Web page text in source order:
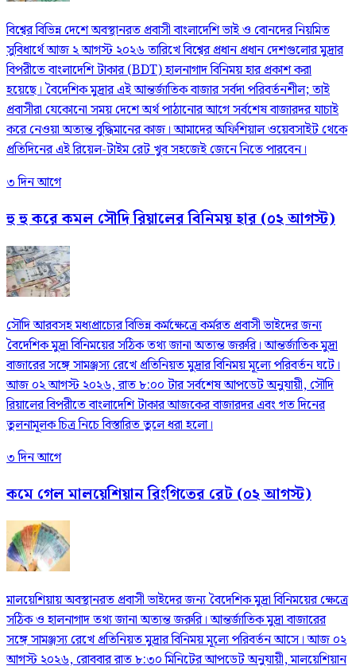
বিশ্বের বিভিন্ন দেশে অবস্থানরত প্রবাসী বাংলাদেশি ভাই ও বোনদের নিয়মিত
সুবিধার্থে আজ ২ আগস্ট ২০২৬ তারিখে বিশ্বের প্রধান প্রধান দেশগুলোর মুদ্রার
বিপরীতে বাংলাদেশি টাকার (BDT) হালনাগাদ বিনিময় হার প্রকাশ করা
হয়েছে। বৈদেশিক মুদ্রার এই আন্তর্জাতিক বাজার সর্বদা পরিবর্তনশীল; তাই
প্রবাসীরা যেকোনো সময় দেশে অর্থ পাঠানোর আগে সর্বশেষ বাজারদর যাচাই
করে নেওয়া অত্যন্ত বুদ্ধিমানের কাজ। আমাদের অফিশিয়াল ওয়েবসাইট থেকে
প্রতিদিনের এই রিয়েল-টাইম রেট খুব সহজেই জেনে নিতে পারবেন।
৩ দিন আগে
হু হু করে কমল সৌদি রিয়ালের বিনিময় হার (০২ আগস্ট)
সৌদি আরবসহ মধ্যপ্রাচ্যের বিভিন্ন কর্মক্ষেত্রে কর্মরত প্রবাসী ভাইদের জন্য
বৈদেশিক মুদ্রা বিনিময়ের সঠিক তথ্য জানা অত্যন্ত জরুরি। আন্তর্জাতিক মুদ্রা
বাজারের সঙ্গে সামঞ্জস্য রেখে প্রতিনিয়ত মুদ্রার বিনিময় মূল্যে পরিবর্তন ঘটে।
আজ ০২ আগস্ট ২০২৬, রাত ৮:০০ টার সর্বশেষ আপডেট অনুযায়ী, সৌদি
রিয়ালের বিপরীতে বাংলাদেশি টাকার আজকের বাজারদর এবং গত দিনের
তুলনামূলক চিত্র নিচে বিস্তারিত তুলে ধরা হলো।
৩ দিন আগে
কমে গেল মালয়েশিয়ান রিংগিতের রেট (০২ আগস্ট)
মালয়েশিয়ায় অবস্থানরত প্রবাসী ভাইদের জন্য বৈদেশিক মুদ্রা বিনিময়ের ক্ষেত্রে
সঠিক ও হালনাগাদ তথ্য জানা অত্যন্ত জরুরি। আন্তর্জাতিক মুদ্রা বাজারের
সঙ্গে সামঞ্জস্য রেখে প্রতিনিয়ত মুদ্রার বিনিময় মূল্যে পরিবর্তন আসে। আজ ০২
আগস্ট ২০২৬, রোববার রাত ৮:৩০ মিনিটের আপডেট অনুযায়ী, মালয়েশিয়ান